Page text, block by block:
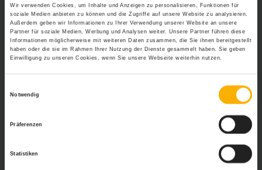
Wir verwenden Cookies, um Inhalte und Anzeigen zu personalisieren, Funktionen für
soziale Medien anbieten zu können und die Zugriffe auf unsere Website zu analysieren.
Außerdem geben wir Informationen zu Ihrer Verwendung unserer Website an unsere
Partner für soziale Medien, Werbung und Analysen weiter. Unsere Partner führen diese
Informationen möglicherweise mit weiteren Daten zusammen, die Sie ihnen bereitgestellt
haben oder die sie im Rahmen Ihrer Nutzung der Dienste gesammelt haben. Sie geben
Einwilligung zu unseren Cookies, wenn Sie unsere Webseite weiterhin nutzen.
Notwendig
Präferenzen
Statistiken
charmant, wenn der Bewerber die Bereitschaft
zeigt, diese Schwächen zugunsten seines neuen
Arbeitseinsatzes zu ändern.
Vor allemFremdsprachenkenntnisse oder
mangelnde Erfahrungen im Umgang mit
Lernbereitschaft Ihnen angerechnet wird.
bloße Auflistung ab,
sondern begründen Sie Ihre
Missverständnissen vor, sondern erleichtert dem
zukünftigen Arbeitgeber auch die Einschätzung und